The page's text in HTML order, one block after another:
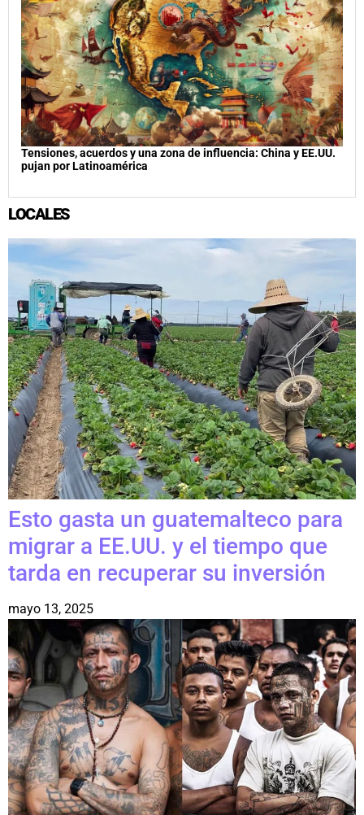
Tensiones, acuerdos y una zona de influencia: China y EE.UU.
pujan por Latinoamérica
LOCALES
Esto gasta un guatemalteco para
migrar a EE.UU. y el tiempo que
tarda en recuperar su inversión
mayo 13, 2025